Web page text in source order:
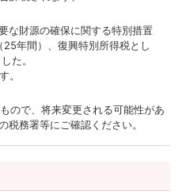
な財源の確保に関する特別措置
年間）、復興特別所得税とし
た。
。
ので、将来変更される可能性があ
務署等にご確認ください。